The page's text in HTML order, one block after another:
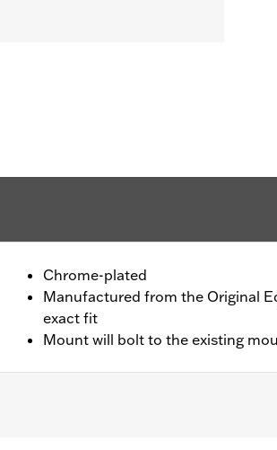
Chrome-plated
Manufactured from the Original
exact fit
Mount will bolt to the existing